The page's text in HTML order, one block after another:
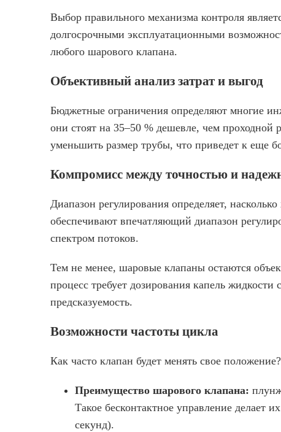
Выбор правильного механизма контроля
долгосрочными эксплуатационными
любого шарового клапана.
Объективный анализ затрат и выгод
Бюджетные ограничения определяют многие
они стоят на 35–50 % дешевле, чем
уменьшить размер трубы, что приведет к еще
Компромисс между точностью и
Диапазон регулирования определяет,
обеспечивают впечатляющий диапазон
спектром потоков.
Тем не менее, шаровые клапаны остаются
процесс требует дозирования капель
предсказуемость.
Возможности частоты цикла
Как часто клапан будет менять свое
Преимущество шарового клапана:
Такое бесконтактное управление делает
секунд).